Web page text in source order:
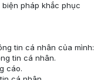
pháp khắc phục
tin cá nhân của mình:
tin cá nhân.
cáo.